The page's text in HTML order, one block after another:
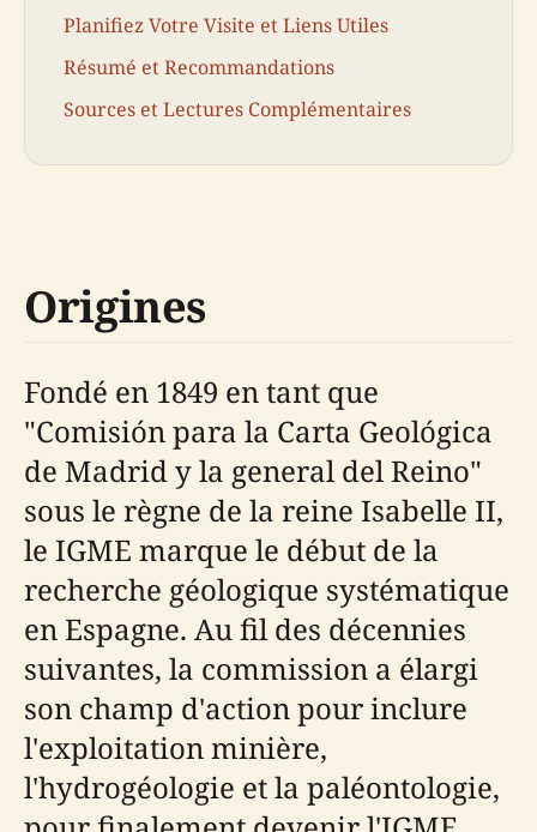
Planifiez Votre Visite et Liens Utiles
Résumé et Recommandations
Sources et Lectures Complémentaires
Origines
Fondé en 1849 en tant que
"Comisión para la Carta Geológica
de Madrid y la general del Reino"
sous le règne de la reine Isabelle II,
le IGME marque le début de la
recherche géologique systématique
en Espagne. Au fil des décennies
suivantes, la commission a élargi
son champ d'action pour inclure
l'exploitation minière,
l'hydrogéologie et la paléontologie,